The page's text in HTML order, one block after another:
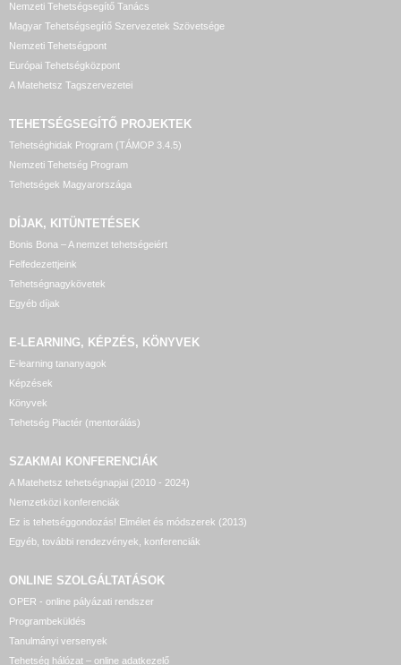
Nemzeti Tehetségsegítő Tanács
Magyar Tehetségsegítő Szervezetek Szövetsége
Nemzeti Tehetségpont
Európai Tehetségközpont
A Matehetsz Tagszervezetei
TEHETSÉGSEGÍTŐ PROJEKTEK
Tehetséghidak Program (TÁMOP 3.4.5)
Nemzeti Tehetség Program
Tehetségek Magyarországa
DÍJAK, KITÜNTETÉSEK
Bonis Bona – A nemzet tehetségeiért
Felfedezettjeink
Tehetségnagykövetek
Egyéb díjak
E-LEARNING, KÉPZÉS, KÖNYVEK
E-learning tananyagok
Képzések
Könyvek
Tehetség Piactér (mentorálás)
SZAKMAI KONFERENCIÁK
A Matehetsz tehetségnapjai (2010 - 2024)
Nemzetközi konferenciák
Ez is tehetséggondozás! Elmélet és módszerek (2013)
Egyéb, további rendezvények, konferenciák
ONLINE SZOLGÁLTATÁSOK
OPER - online pályázati rendszer
Programbeküldés
Tanulmányi versenyek
Tehetség hálózat – online adatkezelő